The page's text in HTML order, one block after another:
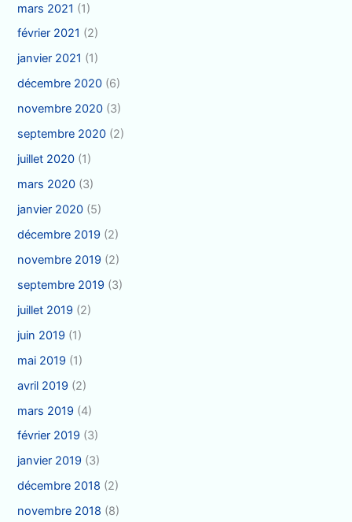
mars 2021 (1)
février 2021 (2)
janvier 2021 (1)
décembre 2020 (6)
novembre 2020 (3)
septembre 2020 (2)
juillet 2020 (1)
mars 2020 (3)
janvier 2020 (5)
décembre 2019 (2)
novembre 2019 (2)
septembre 2019 (3)
juillet 2019 (2)
juin 2019 (1)
mai 2019 (1)
avril 2019 (2)
mars 2019 (4)
février 2019 (3)
janvier 2019 (3)
décembre 2018 (2)
novembre 2018 (8)